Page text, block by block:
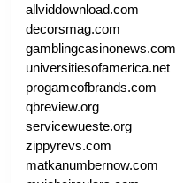
allviddownload.com
decorsmag.com
gamblingcasinonews.com
universitiesofamerica.net
progameofbrands.com
qbreview.org
servicewueste.org
zippyrevs.com
matkanumbernow.com